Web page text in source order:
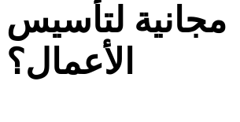
مجانية لتأسيس
الأعمال؟